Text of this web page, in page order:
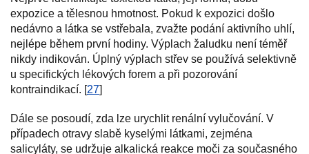
expozice a tělesnou hmotnost. Pokud k expozici došlo
nedávno a látka se vstřebala, zvažte podání aktivního uhlí,
nejlépe během první hodiny. Výplach žaludku není téměř
nikdy indikován. Úplný výplach střev se používá selektivně
u specifických lékových forem a při pozorování
kontraindikací. [27]
Dále se posoudí, zda lze urychlit renální vylučování. V
případech otravy slabě kyselými látkami, zejména
salicyláty, se udržuje alkalická reakce moči za současného